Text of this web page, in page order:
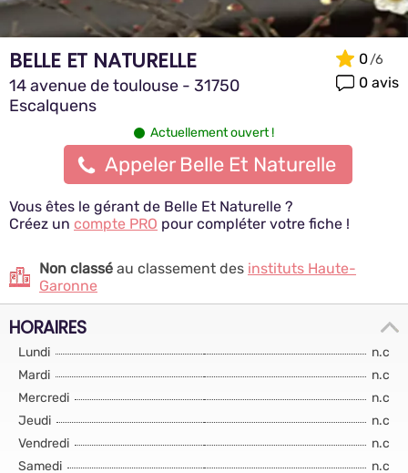
BELLE ET NATURELLE
14 avenue de toulouse - 31750
Escalquens
0
0 avis
Actuellement ouvert !
Appeler Belle Et Naturelle
Vous êtes le gérant de Belle Et Naturelle ?
Créez un compte PRO pour compléter votre fiche !
Non classé au classement des instituts Haute-
Garonne
HORAIRES
Lundi
n.c
Mardi
n.c
Mercredi
n.c
Jeudi
n.c
Vendredi
n.c
Samedi
n.c